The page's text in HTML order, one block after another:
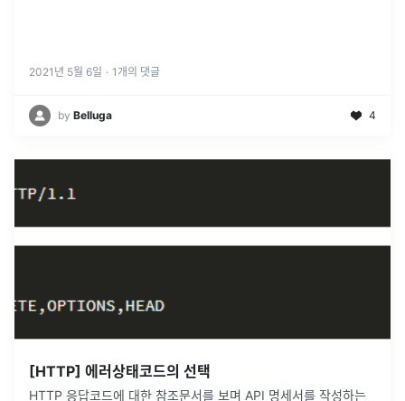
2021년 5월 6일 · 1 개의 댓글
by Belluga 4
[HTTP] 에러상태코드의 선택
HTTP 응답코드에 대한 참조문서를 보며 API 명세서를 작성하는